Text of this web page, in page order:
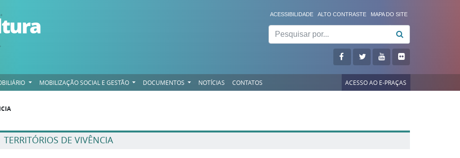
ACESSIBILIDADE ALTO CONTRASTE MAPA DO SITE
MOBILIZAÇÃO SOCIAL E GESTÃO DOCUMENTOS NOTÍCIAS CONTATOS ACESSO AO E-PRAÇAS
TERRITÓRIOS DE VIVÊNCIA